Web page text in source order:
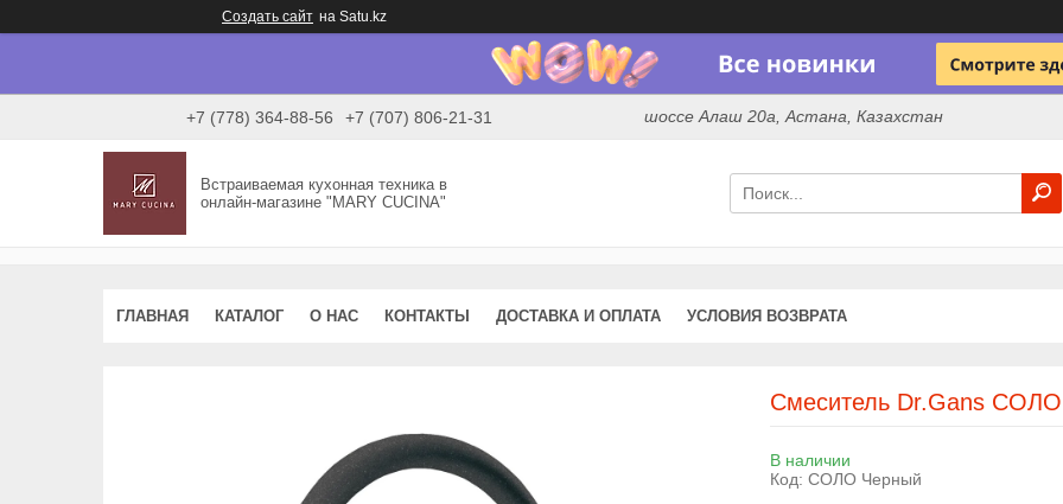
Создать сайт на Satu.kz
+7 (778) 364-88-56 +7 (707) 806-21-31 шоссе Алаш 20а, Астана, Казахстан
Встраиваемая кухонная техника в
онлайн-магазине "MARY CUCINA"
ГЛАВНАЯ КАТАЛОГ О НАС КОНТАКТЫ ДОСТАВКА И ОПЛАТА УСЛОВИЯ ВОЗВРАТА
Смеситель Dr.Gans
В наличии
Код: СОЛО Черный